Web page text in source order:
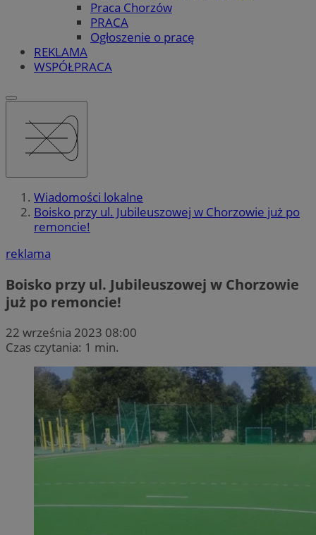
Praca Chorzów
PRACA
Ogłoszenie o pracę
REKLAMA
WSPÓŁPRACA
Wiadomości lokalne
Boisko przy ul. Jubileuszowej w Chorzowie już po
remoncie!
reklama
Boisko przy ul. Jubileuszowej w Chorzowie
już po remoncie!
22 września 2023 08:00
Czas czytania: 1 min.